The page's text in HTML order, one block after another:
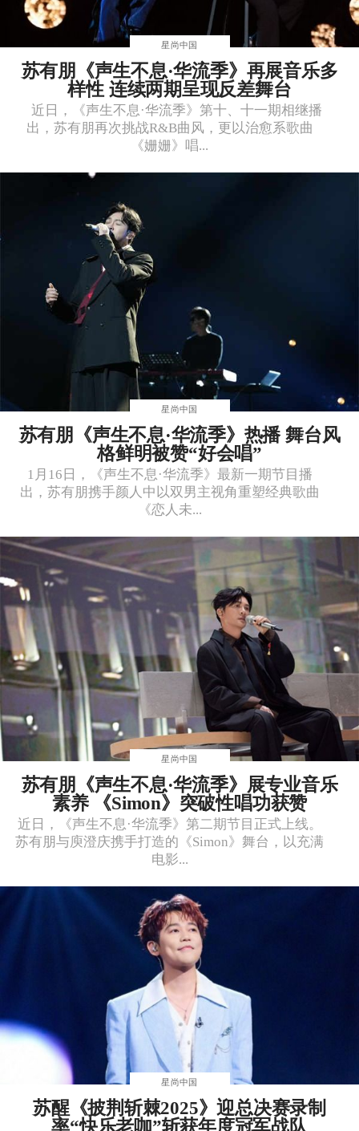
星尚中国
苏有朋《声生不息·华流季》再展音乐多
样性 连续两期呈现反差舞台
近日，《声生不息·华流季》第十、十一期相继播
出，苏有朋再次挑战R&B曲风，更以治愈系歌曲
《姗姗》唱...
星尚中国
苏有朋《声生不息·华流季》热播 舞台风
格鲜明被赞“好会唱”
1月16日，《声生不息·华流季》最新一期节目播
出，苏有朋携手颜人中以双男主视角重塑经典歌曲
《恋人未...
星尚中国
苏有朋《声生不息·华流季》展专业音乐
素养 《Simon》突破性唱功获赞
近日，《声生不息·华流季》第二期节目正式上线。
苏有朋与庾澄庆携手打造的《Simon》舞台，以充满
电影...
星尚中国
苏醒《披荆斩棘2025》迎总决赛录制
率“快乐老咖”斩获年度冠军战队